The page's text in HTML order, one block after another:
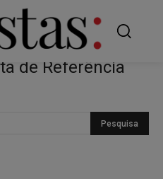
de Referência